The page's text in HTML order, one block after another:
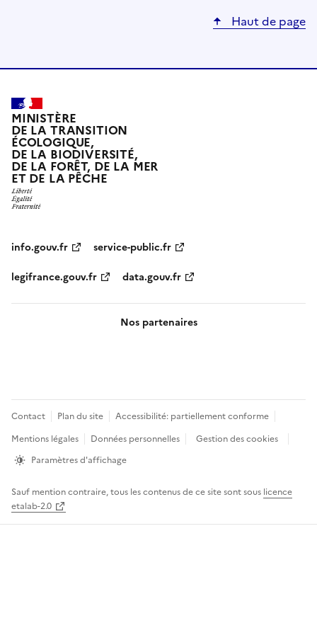
Haut de page
MINISTÈRE
DE LA TRANSITION
ÉCOLOGIQUE,
DE LA BIODIVERSITÉ,
DE LA FORÊT, DE LA MER
ET DE LA PÊCHE
info.gouv.fr
service-public.fr
legifrance.gouv.fr
data.gouv.fr
Nos partenaires
Pied
de
page
Contact Plan du site
Accessibilité: partiellement conforme
Mentions légales
Données personnelles
Gestion des cookies
Paramètres d'affichage
Sauf mention contraire, tous les contenus de ce site sont sous licence
etalab-2.0